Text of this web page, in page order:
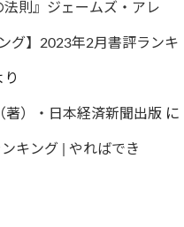
法則』ジェームズ・アレ
グ】2023年2月書評ランキ
り
）・日本経済新聞出版 に
キング | やればでき